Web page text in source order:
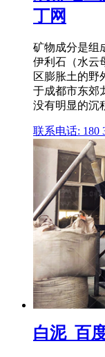
丁网
矿物成分是组
伊利石（水云
区膨胀土的野
于成都市东郊
没有明显的沉
联系电话: 180
白泥_百